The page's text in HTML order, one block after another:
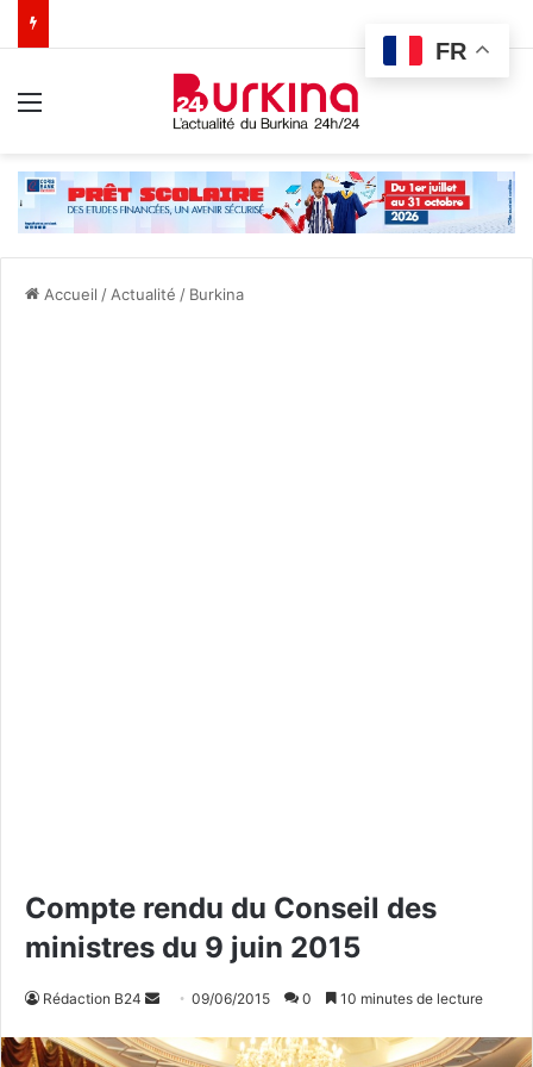
Accueil / Actualité / Burkina
Compte rendu du Conseil des
ministres du 9 juin 2015
Rédaction B24
v
09/06/2015 0 10 minutes de lecture
FR